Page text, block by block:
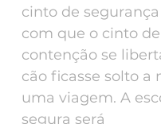
cinto de
com que o cinto de
contenção se
cão ficasse solto a
uma viagem. A
segura será